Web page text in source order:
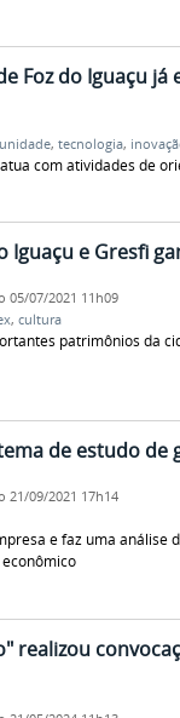
Foz do Iguaçu
, tecnologia,
com atividades de
e Gresfi
05/07/2021 11h09
, cultura
patrimônios da
de estudo de
21/09/2021 17h14
e faz uma análise
realizou